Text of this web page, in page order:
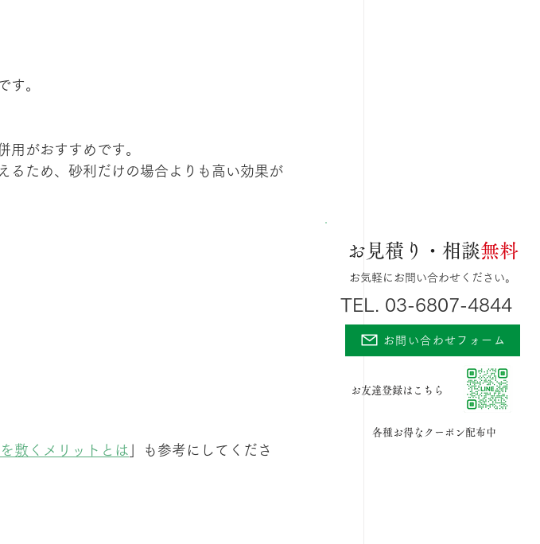
お見積り・相談無料
お気軽にお問い合わせください。
TEL. 03-6807-4844
お問い合わせフォーム
お友達登録はこちら
各種お得なクーポン配布中
す。
用がおすすめです。
るため、砂利だけの場合よりも高い効果が
敷くメリットとは
」も参考にしてくださ